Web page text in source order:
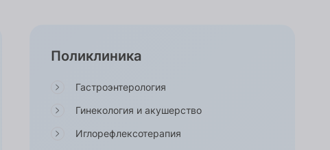
Поликлиника
Гастроэнтерология
Гинекология и акушерство
Иглорефлексотерапия